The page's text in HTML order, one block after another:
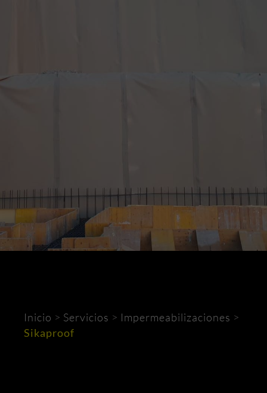
Inicio > Servicios > Impermeabilizaciones >
Sikaproof